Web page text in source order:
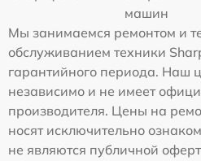
машин
Мы занимаемся ремонтом и
обслуживанием техники
гарантийного периода. Наш
независимо и не имеет
производителя. Цены на
носят исключительно
не являются публичной